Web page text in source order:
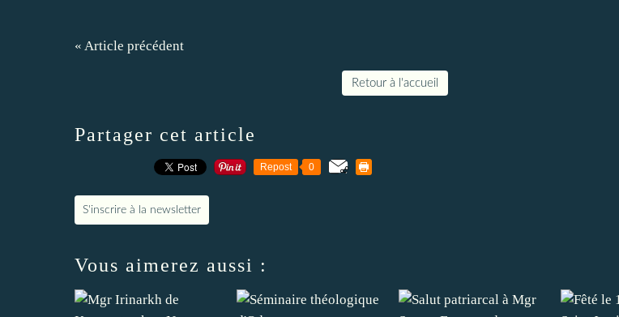
« Article précédent
Retour à l'accueil
Partager cet article
Repost 0
S'inscrire à la newsletter
Vous aimerez aussi :